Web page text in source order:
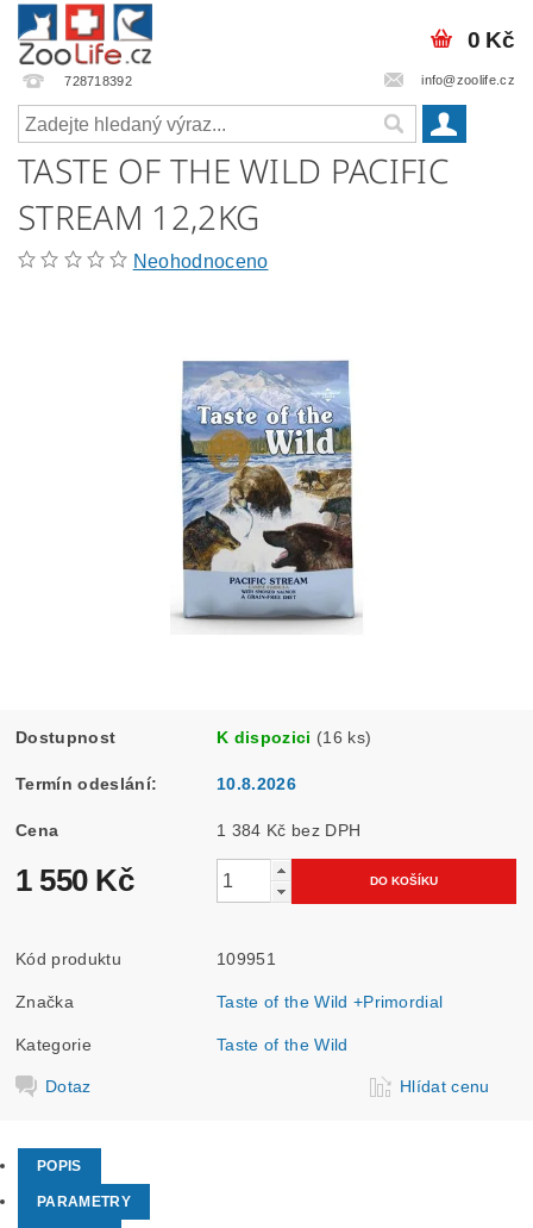
728718392 info@zoolife.cz
0 Kč
TASTE OF THE WILD PACIFIC
STREAM 12,2KG
Neohodnoceno
Dostupnost K dispozici (16 ks)
Termín odeslání: 10.8.2026
Cena 1 384 Kč bez DPH
1 550 Kč
Kód produktu 109951
Značka Taste of the Wild +Primordial
Kategorie Taste of the Wild
Dotaz Hlídat cenu
POPIS
PARAMETRY